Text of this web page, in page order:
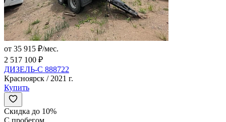
от 35 915 ₽/мес.
2 517 100 ₽
ДИЗЕЛЬ-С 888722
Красноярск / 2021 г.
Купить
Скидка до 10%